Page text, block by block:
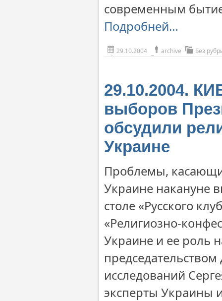
современным
Подробней…
29.10.2004 archive Без
29.10.2004.
выборов
обсудили
Украине
Проблемы,
Украине накануне
столе «Русского
«Религиозно-
Украине и ее роль
исследований
эксперты Украины